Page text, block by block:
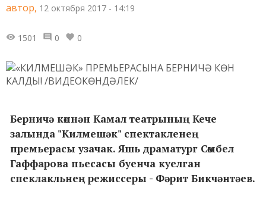
автор, 12 октября 2017 - 14:19
1501 0 0
Берничә көннән Камал театрының Кече
залында "Килмешәк" спектакленең
премьерасы узачак. Яшь драматург Сөмбел
Гаффарова пьесасы буенча куелган
спеклакльнең режиссеры - Фәрит Бикчәнтәев.